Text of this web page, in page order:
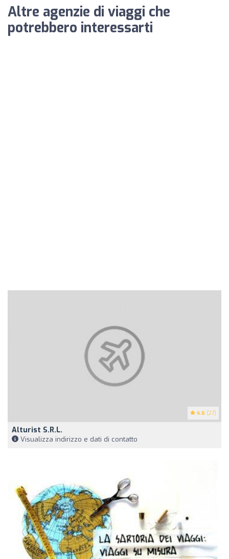
Altre agenzie di viaggi che
potrebbero interessarti
4.6 (27)
Alturist S.R.L.
Visualizza indirizzo e dati di contatto